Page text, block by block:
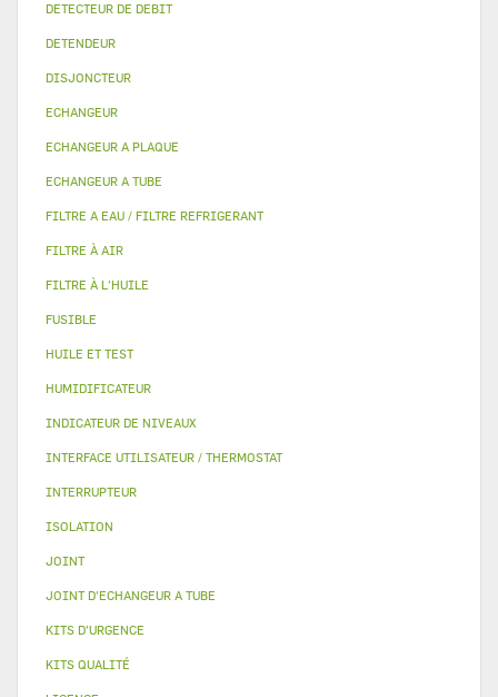
DETECTEUR DE DEBIT
DETENDEUR
DISJONCTEUR
ECHANGEUR
ECHANGEUR A PLAQUE
ECHANGEUR A TUBE
FILTRE A EAU / FILTRE REFRIGERANT
FILTRE À AIR
FILTRE À L'HUILE
FUSIBLE
HUILE ET TEST
HUMIDIFICATEUR
INDICATEUR DE NIVEAUX
INTERFACE UTILISATEUR / THERMOSTAT
INTERRUPTEUR
ISOLATION
JOINT
JOINT D'ECHANGEUR A TUBE
KITS D'URGENCE
KITS QUALITÉ